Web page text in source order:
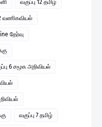
வகுப்பு 12 தமிழ்
வணிகவியல்
தேர்வு
6 சமூக அறிவியல்
வகுப்பு 7 தமிழ்